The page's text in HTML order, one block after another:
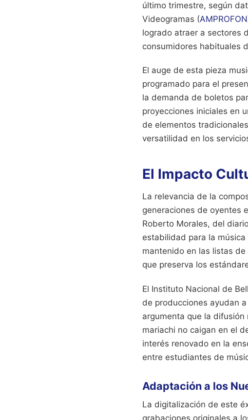
último trimestre, según
Videogramas (AMPROFON
logrado atraer a sectores
consumidores habituales
El auge de esta pieza
programado para el
la demanda de boletos
proyecciones iniciales en
de elementos
versatilidad en los
El Impacto
La relevancia de la
generaciones de oyentes
Roberto Morales, del
estabilidad para la
mantenido en las listas
que preserva los
El Instituto Nacional de
de producciones ayudan
argumenta que la
mariachi no caigan en el
interés renovado en la
entre estudiantes de
Adaptación a los
La digitalización de este
grabaciones originales a